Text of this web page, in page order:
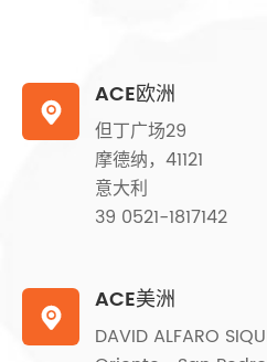

ACE欧洲
但丁广场29
摩德纳，41121
意大利
39 0521-1817142

ACE美洲
DAVID ALFARO